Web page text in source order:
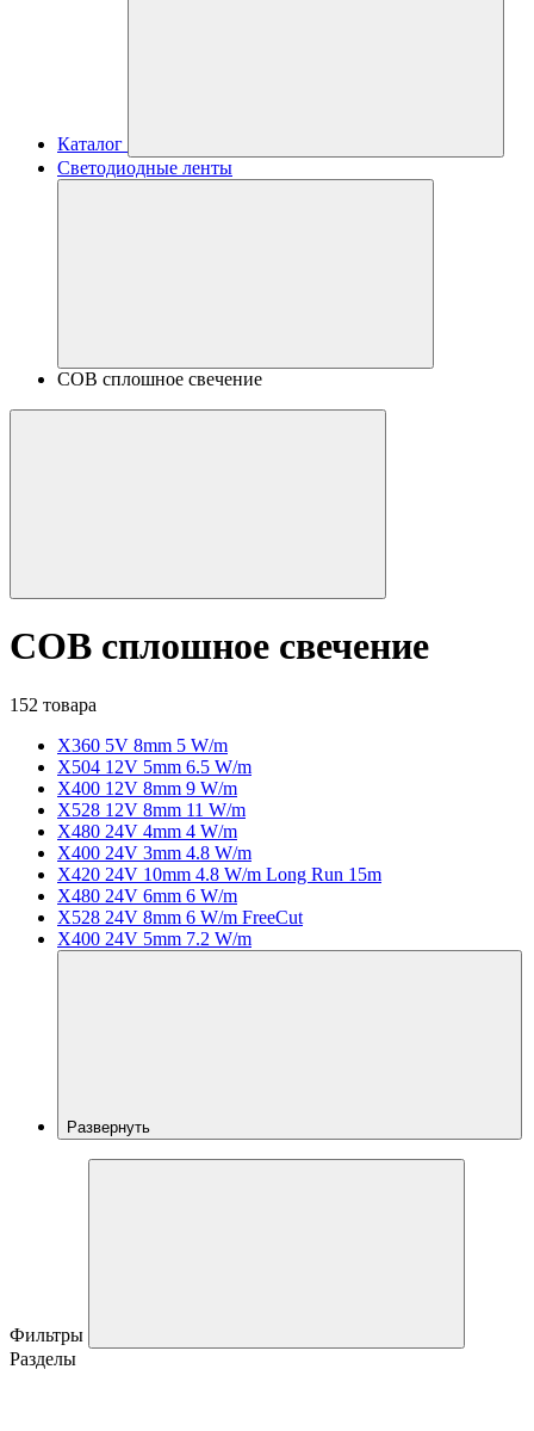
Каталог
Светодиодные ленты
COB сплошное свечение
COB сплошное свечение
152 товара
X360 5V 8mm 5 W/m
X504 12V 5mm 6.5 W/m
X400 12V 8mm 9 W/m
X528 12V 8mm 11 W/m
X480 24V 4mm 4 W/m
X400 24V 3mm 4.8 W/m
X420 24V 10mm 4.8 W/m Long Run 15m
X480 24V 6mm 6 W/m
X528 24V 8mm 6 W/m FreeCut
X400 24V 5mm 7.2 W/m
Развернуть
Фильтры
Разделы